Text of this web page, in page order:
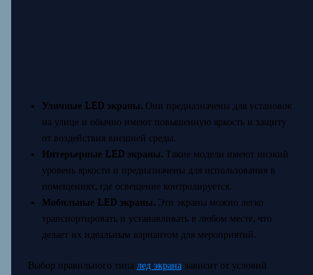
Уличные LED экраны.Они предназначены для установок
на улице и обычно имеют повышенную яркость и защиту
от воздействия внешней среды.
Интерьерные LED экраны.Такие модели имеют низкий
уровень яркости и предназначены для использования в
помещениях, где освещение контролируется.
Мобильные LED экраны.Эти экраны можно легко
транспортировать и устанавливать в любом месте, что
делает их идеальным вариантом для мероприятий.
Выбор правильного типа лед экраназависит от условий